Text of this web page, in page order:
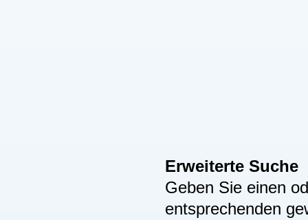
Erweiterte Suche
Geben Sie einen
entsprechenden